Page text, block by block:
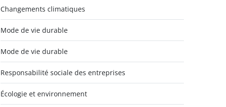
Changements climatiques
Mode de vie durable
Mode de vie durable
Responsabilité sociale des entreprises
Écologie et environnement